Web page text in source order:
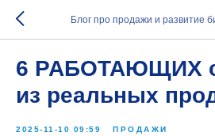
Блог про продажи и развитие
6 РАБОТАЮЩИХ
из реальных
2025-11-10 09:59 ПРОДАЖИ